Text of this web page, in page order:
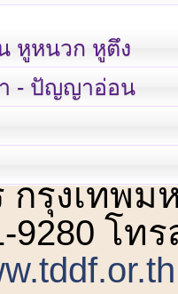
หูหนวก หูตึง
- ปัญญาอ่อน
2 ถนนวิ
กรุงเทพม
9280 โท